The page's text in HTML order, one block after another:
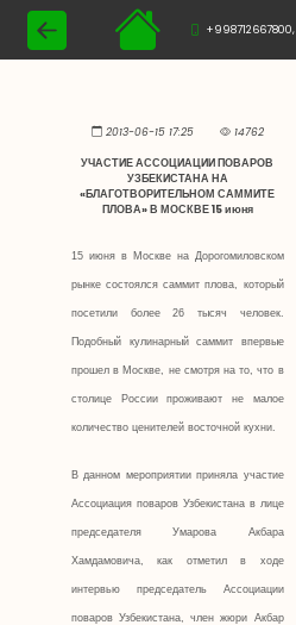
+998712667800,
2013-06-15 17:25 14762
УЧАСТИЕ АССОЦИАЦИИ ПОВАРОВ
УЗБЕКИСТАНА НА
«БЛАГОТВОРИТЕЛЬНОМ САММИТЕ
ПЛОВА» В МОСКВЕ 15 июня
15 июня в Москве на Дорогомиловском
рынке состоялся саммит плова, который
посетили более 26 тысяч человек.
Подобный кулинарный саммит впервые
прошел в Москве, не смотря на то, что в
столице России проживают не малое
количество ценителей восточной кухни.
В данном мероприятии приняла участие
Ассоциация поваров Узбекистана в лице
председателя Умарова Акбара
Хамдамовича, как отметил в ходе
интервью председатель Ассоциации
поваров Узбекистана, член жюри Акбар